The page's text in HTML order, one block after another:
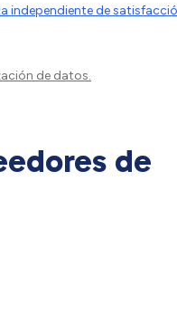
independiente de
de datos.
de